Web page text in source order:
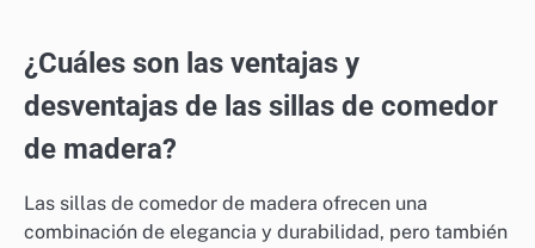
¿Cuáles son las ventajas y
desventajas de las sillas de comedor
de madera?
Las sillas de comedor de madera ofrecen una
combinación de elegancia y durabilidad, pero también